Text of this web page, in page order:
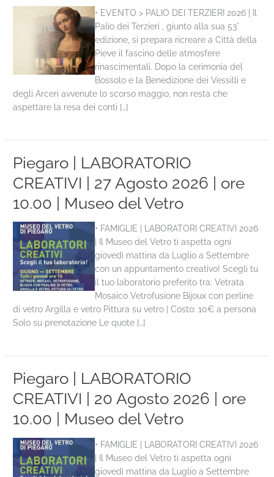
• EVENTO > PALIO DEI TERZIERI 2026 | Il
Palio dei Terzieri , giunto alla sua 53°
edizione, si prepara ricreare a Città della
Pieve il fascino delle atmosfere
rinascimentali. Dopo la cerimonia del
Bossolo e la Benedizione dei Vessilli e
degli Arceri avvenute lo scorso maggio, non resta che
aspettare la resa dei conti […]
Piegaro | LABORATORIO
CREATIVI | 27 Agosto 2026 | ore
10.00 | Museo del Vetro
• FAMIGLIE | LABORATORI CREATIVI 2026
| Il Museo del Vetro ti aspetta ogni
giovedì mattina da Luglio a Settembre
con un appuntamento creativo! Scegli tu
il tuo laboratorio preferito tra: Vetrata
Mosaico Vetrofusione Bijoux con perline
di vetro Argilla e vetro Pittura su vetro | Costo: 10€ a persona
Solo su prenotazione Le quote […]
Piegaro | LABORATORIO
CREATIVI | 20 Agosto 2026 | ore
10.00 | Museo del Vetro
• FAMIGLIE | LABORATORI CREATIVI 2026
| Il Museo del Vetro ti aspetta ogni
giovedì mattina da Luglio a Settembre